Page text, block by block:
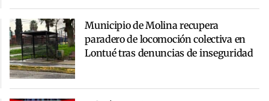
Municipio de Molina recupera
paradero de locomoción colectiva en
Lontué tras denuncias de inseguridad